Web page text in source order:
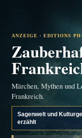
ANZEIGE · EDITIONS
Märchen, Mythen und
Frankreich.
Sagenwelt und
erzählt